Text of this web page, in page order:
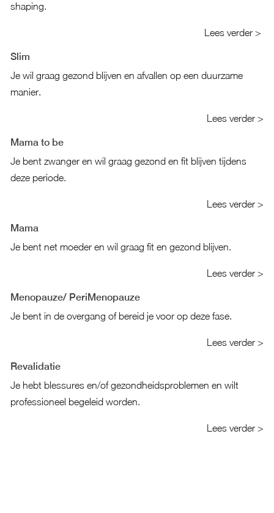
shaping.
Lees verder >
Slim
Je wil graag gezond blijven en afvallen op een duurzame
manier.
Lees verder >
Mama to be
Je bent zwanger en wil graag gezond en fit blijven tijdens
deze periode.
Lees verder >
Mama
Je bent net moeder en wil graag fit en gezond blijven.
Lees verder >
Menopauze/ PeriMenopauze
Je bent in de overgang of bereid je voor op deze fase.
Lees verder >
Revalidatie
Je hebt blessures en/of gezondheidsproblemen en wilt
professioneel begeleid worden.
Lees verder >